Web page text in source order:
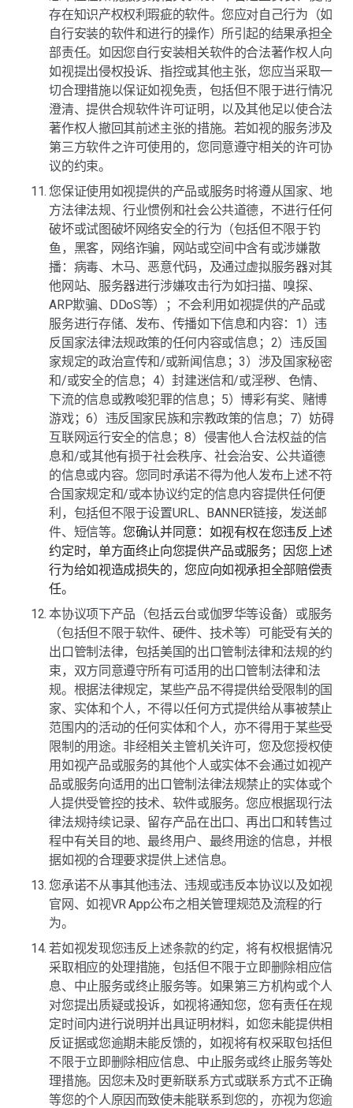
存在知识产权权利瑕疵的软件。您应对自己行为（如
自行安装的软件和进行的操作）所引起的结果承担全
部责任。如因您自行安装相关软件的合法著作权人向
如视提出侵权投诉、指控或其他主张，您应当采取一
切合理措施以保证如视免责，包括但不限于进行情况
澄清、提供合规软件许可证明，以及其他足以使合法
著作权人撤回其前述主张的措施。若如视的服务涉及
第三方软件之许可使用的，您同意遵守相关的许可协
议的约束。
您保证使用如视提供的产品或服务时将遵从国家、地
方法律法规、行业惯例和社会公共道德，不进行任何
破坏或试图破坏网络安全的行为（包括但不限于钓
鱼，黑客，网络诈骗，网站或空间中含有或涉嫌散
播：病毒、木马、恶意代码，及通过虚拟服务器对其
他网站、服务器进行涉嫌攻击行为如扫描、嗅探、
ARP欺骗、DDoS等）；不会利用如视提供的产品或
服务进行存储、发布、传播如下信息和内容：1）违
反国家法律法规政策的任何内容或信息；2）违反国
家规定的政治宣传和/或新闻信息；3）涉及国家秘密
和/或安全的信息；4）封建迷信和/或淫秽、色情、
下流的信息或教唆犯罪的信息；5）博彩有奖、赌博
游戏；6）违反国家民族和宗教政策的信息；7）妨碍
互联网运行安全的信息；8）侵害他人合法权益的信
息和/或其他有损于社会秩序、社会治安、公共道德
的信息或内容。您同时承诺不得为他人发布上述不符
合国家规定和/或本协议约定的信息内容提供任何便
利，包括但不限于设置URL、BANNER链接，发送邮
件、短信等。您确认并同意：如视有权在您违反上述
约定时，单方面终止向您提供产品或服务；因您上述
行为给如视造成损失的，您应向如视承担全部赔偿责
任。
本协议项下产品（包括云台或伽罗华等设备）或服务
（包括但不限于软件、硬件、技术等）可能受有关的
出口管制法律，包括美国的出口管制法律和法规的约
束，双方同意遵守所有可适用的出口管制法律和法
规。根据法律规定，某些产品不得提供给受限制的国
家、实体和个人，不得以任何方式提供给从事被禁止
范围内的活动的任何实体和个人，亦不得用于某些受
限制的用途。非经相关主管机关许可，您及您授权使
用如视产品或服务的其他个人或实体不会通过如视产
品或服务向适用的出口管制法律法规禁止的实体或个
人提供受管控的技术、软件或服务。您应根据现行法
律法规持续记录、留存产品在出口、再出口和转售过
程中有关目的地、最终用户、最终用途的信息，并根
据如视的合理要求提供上述信息。
您承诺不从事其他违法、违规或违反本协议以及如视
官网、如视VR App公布之相关管理规范及流程的行
为。
若如视发现您违反上述条款的约定，将有权根据情况
采取相应的处理措施，包括但不限于立即删除相应信
息、中止服务或终止服务等。如果第三方机构或个人
对您提出质疑或投诉，如视将通知您，您有责任在规
定时间内进行说明并出具证明材料，如您未能提供相
反证据或您逾期未能反馈的，如视将有权采取包括但
不限于立即删除相应信息、中止服务或终止服务等处
理措施。因您未及时更新联系方式或联系方式不正确
等您的个人原因而致使未能联系到您的，亦视为您逾